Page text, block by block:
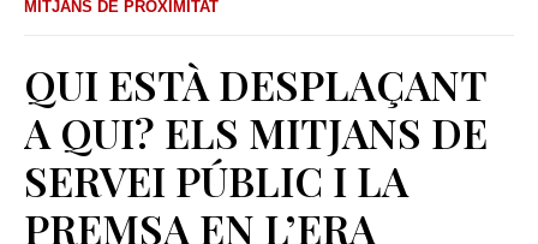
MITJANS DE PROXIMITAT
QUI ESTÀ DESPLAÇANT
A QUI? ELS MITJANS DE
SERVEI PÚBLIC I LA
PREMSA EN L’ERA